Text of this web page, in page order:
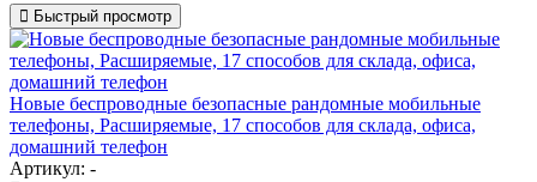
Быстрый просмотр
Новые беспроводные безопасные рандомные мобильные
телефоны, Расширяемые, 17 способов для склада, офиса,
домашний телефон
Артикул: -